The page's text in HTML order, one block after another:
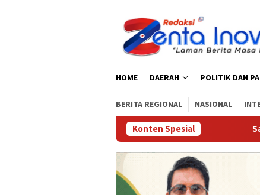
HOME DAERAH POLITIK DAN
BERITA REGIONAL NASIONAL
Konten Spesial